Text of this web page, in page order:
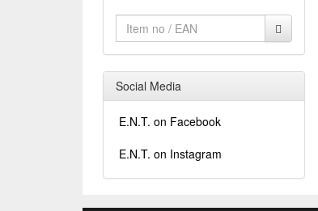
Social Media
E.N.T. on Facebook
E.N.T. on Instagram